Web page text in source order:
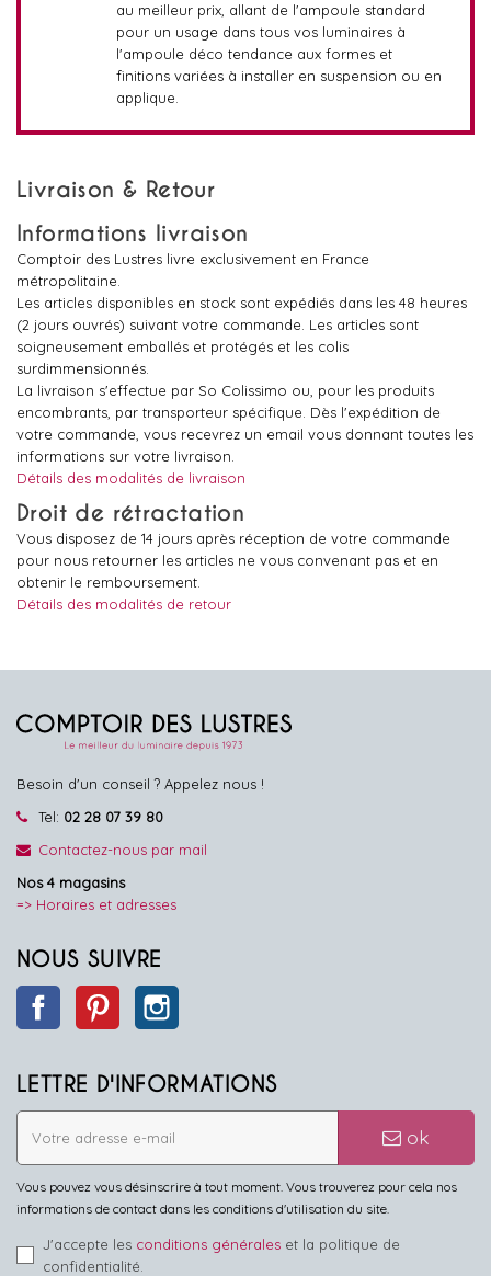
au meilleur prix, allant de l'ampoule standard
pour un usage dans tous vos luminaires à
l'ampoule déco tendance aux formes et
finitions variées à installer en suspension ou en
applique.
Livraison & Retour
Informations livraison
Comptoir des Lustres livre exclusivement en France
métropolitaine.
Les articles disponibles en stock sont expédiés dans les 48 heures
(2 jours ouvrés) suivant votre commande. Les articles sont
soigneusement emballés et protégés et les colis
surdimmensionnés.
La livraison s'effectue par So Colissimo ou, pour les produits
encombrants, par transporteur spécifique. Dès l'expédition de
votre commande, vous recevrez un email vous donnant toutes les
informations sur votre livraison.
Détails des modalités de livraison
Droit de rétractation
Vous disposez de 14 jours après réception de votre commande
pour nous retourner les articles ne vous convenant pas et en
obtenir le remboursement.
Détails des modalités de retour
Besoin d'un conseil ? Appelez nous !
Tel: 02 28 07 39 80
Contactez-nous par mail
Nos 4 magasins
=> Horaires et adresses
NOUS SUIVRE
Facebook Pinterest
LETTRE D'INFORMATIONS
ok
Vous pouvez vous désinscrire à tout moment. Vous trouverez pour cela nos
informations de contact dans les conditions d'utilisation du site.
J'accepte les conditions générales et la politique de
confidentialité.